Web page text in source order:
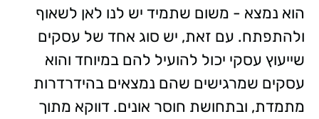
הוא נמצא - משום שתמיד יש לנו לאן לשאוף
ולהתפתח. עם זאת, יש סוג אחד של עסקים
שייעוץ עסקי יכול להועיל להם במיוחד והוא
עסקים שמרגישים שהם נמצאים בהידרדרות
מתמדת, ובתחושת חוסר אונים. דווקא מתוך